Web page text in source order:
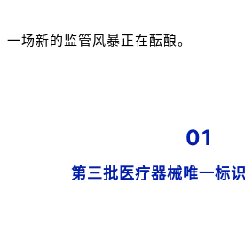
一场新的监管风暴正在酝酿。
01
第三批医疗器械唯一标